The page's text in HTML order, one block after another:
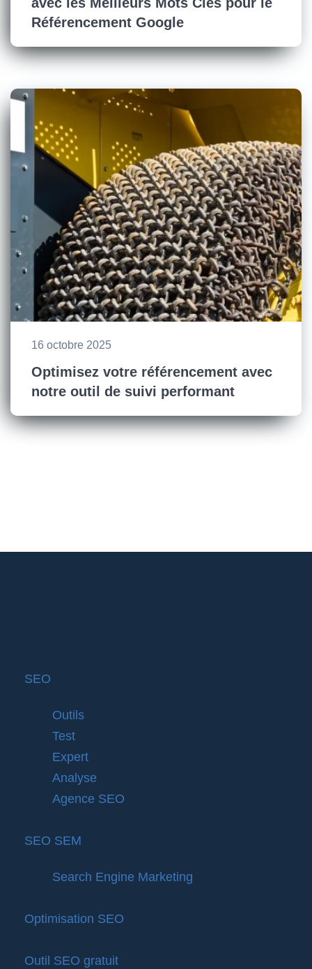
Référencement Google
16 octobre 2025
Optimisez votre référencement avec
notre outil de suivi performant
SEO
Outils
Test
Expert
Analyse
Agence SEO
SEO SEM
Search Engine Marketing
Optimisation SEO
Outil SEO gratuit